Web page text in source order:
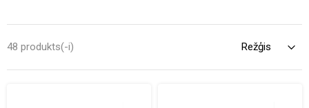
48 produkts(-i)